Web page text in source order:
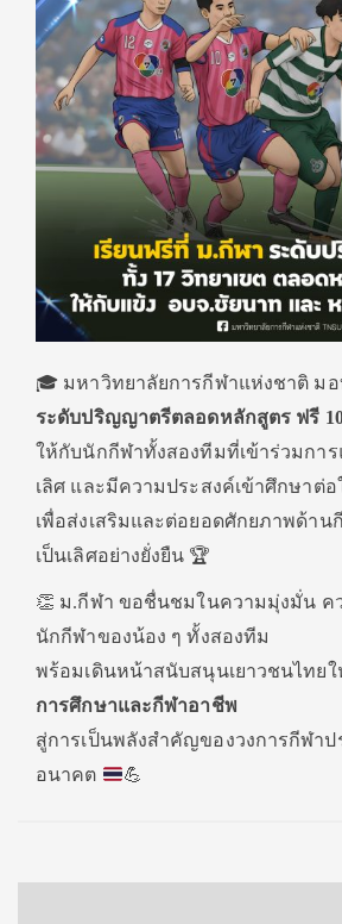
🎓 มหาวิทยาลัยการกีฬาแห่งชาติ มอ
ระดับปริญญาตรีตลอดหลักสูตร ฟรี
ให้กับนักกีฬาทั้งสองทีมที่เข้าร่วมกา
เลิศ และมีความประสงค์เข้าศึกษาต่
เพื่อส่งเสริมและต่อยอดศักยภาพด้าน
เป็นเลิศอย่างยั่งยืน 🏆
👏 ม.กีฬา ขอชื่นชมในความมุ่งมั่น ค
นักกีฬาของน้อง ๆ ทั้งสองทีม
พร้อมเดินหน้าสนับสนุนเยาวชนไทย
การศึกษาและกีฬาอาชีพ
สู่การเป็นพลังสำคัญของวงการกีฬาป
อนาคต
💪